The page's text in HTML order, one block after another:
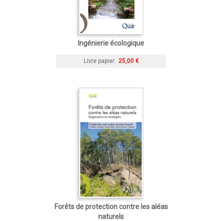
Ingénierie écologique
Livre papier 25,00 €
Forêts de protection contre les aléas
naturels